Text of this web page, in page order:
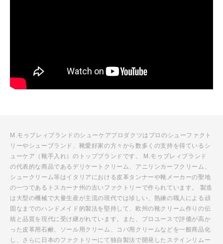
M.モゥブレィブランドのシューケアプロダクツはプロのシューファクト
リーやシューブランド、靴愛好家の方々から数多くの支持を得ているシ
ューケア（靴手入れ）のトップブランドです。 M.モゥブレィブランド
の代表的な商品であるデリケートクリーム、アニリンカーフクリーム、
シュークリーム等はイタリアにおける皮革タンナーや靴メーカーの聖地
の一つであるトスカーナ州の古いファクトリーで作られています。 製造
は大型の機械で大量生産が主流の現代では珍しい、熟練の職人による頑
固なまでのハンドメイド的製法を堅持して、欧州の靴クリーム作りの伝
統と品質を現代に受け継がれています。また、プロユースで評価が高か
った皮革用石鹸、ソール用クリーム、コバ用クリームなどを一般商品化
し、さらに日本のファクトリーにて独自製法で開発したステインリムー